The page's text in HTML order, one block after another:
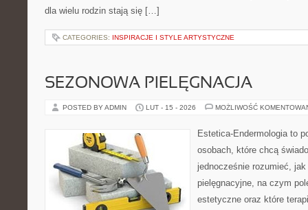
dla wielu rodzin stają się […]
CATEGORIES: INSPIRACJE I STYLE ARTYSTYCZNE
SEZONOWA PIELĘGNACJA
POSTED BY ADMIN LUT - 15 - 2026 MOŻLIWOŚĆ
Estetica-Endermologia to
osobach, które chcą
jednocześnie rozumieć, jak
pielęgnacyjne, na czym
estetyczne oraz które